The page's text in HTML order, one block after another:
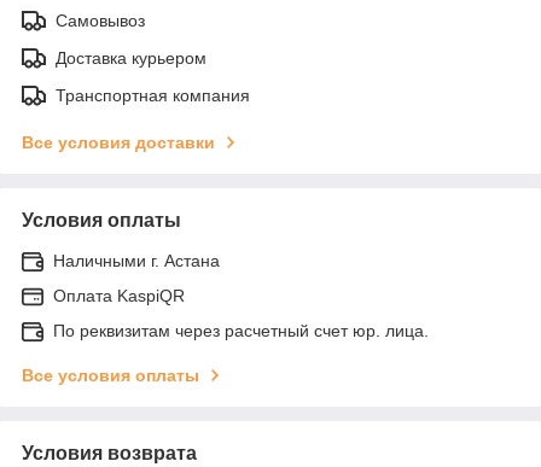
Самовывоз
Доставка курьером
Транспортная компания
Все условия доставки
Условия оплаты
Наличными г. Астана
Оплата KaspiQR
По реквизитам через расчетный счет юр. лица.
Все условия оплаты
Условия возврата